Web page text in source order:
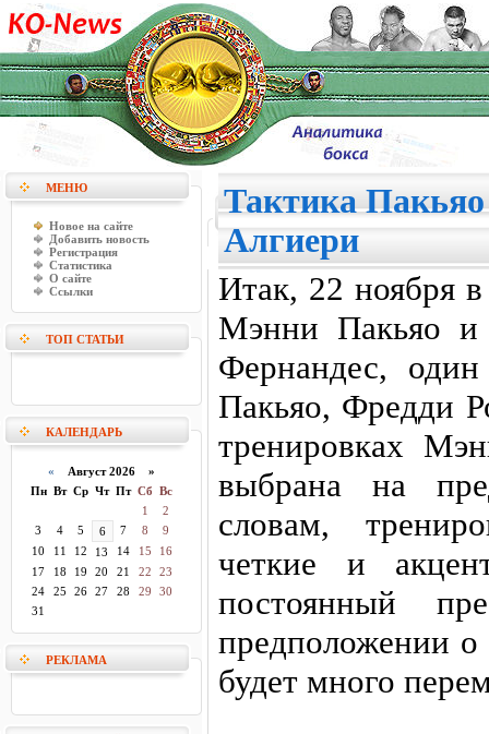
МЕНЮ
Новое на сайте
Добавить новость
Регистрация
Статистика
О сайте
Ссылки
ТОП СТАТЬИ
КАЛЕНДАРЬ
« Август 2026 »
Пн Вт Ср Чт Пт Сб Вс
1
2
3
4 5 6 7 8
9
10
11 12 13 14 15
16
17
18 19 20 21 22
23
24
25 26 27 28 29
30
31
РЕКЛАМА
Тактика
Алгиери
Итак, 22 ноября
Мэнни Пакьяо
Фернандес,
Пакьяо, Фредди
тренировках
выбрана на
словам,
четкие и
постоянный
предположении
будет много